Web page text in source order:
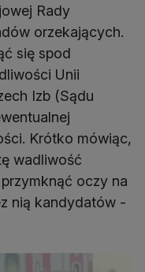
Rady
orzekających.
się spod
Unii
Izb (Sądu
Krótko mówiąc,
wadliwość
oczy na
nią kandydatów -